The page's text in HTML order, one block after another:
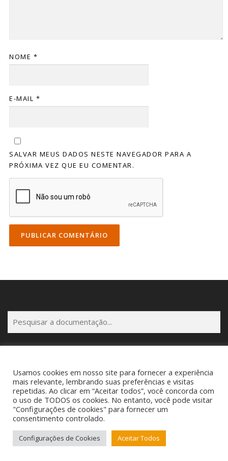
NOME *
E-MAIL *
SALVAR MEUS DADOS NESTE NAVEGADOR PARA A
PRÓXIMA VEZ QUE EU COMENTAR.
Copyright © 2025 Cigam Gestor - Todos os Direitos Reservados
Telefone: (53) 3260-1350 E-mail: suporte@cigamgestor.com.br
Usamos cookies em nosso site para fornecer a experiência
mais relevante, lembrando suas preferências e visitas
repetidas. Ao clicar em “Aceitar todos”, você concorda com
o uso de TODOS os cookies. No entanto, você pode visitar
"Configurações de cookies" para fornecer um
consentimento controlado.
Configurações de Cookies Aceitar Todos